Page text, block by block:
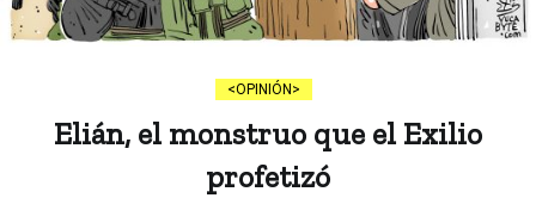
OPINIÓN
Elián, el monstruo que el Exilio
profetizó